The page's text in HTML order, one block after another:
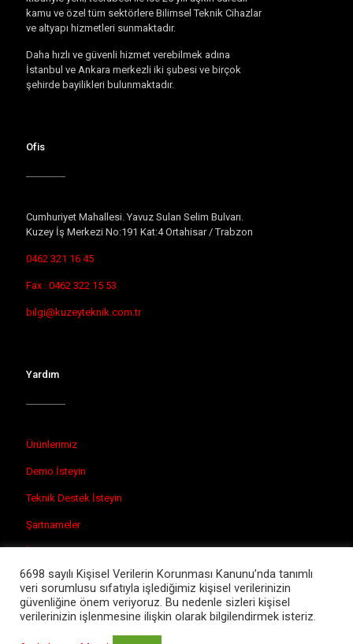
kamu ve özel tüm sektörlere Bilimsel Teknik Cihazlar
ve altyapı hizmetleri sunmaktadır.
Daha hızlı ve güvenli hizmet verebilmek adına
İstanbul ve Ankara merkezli iki şubesi ve birçok
şehirde bayilikleri bulunmaktadır.
Ofis
Cumhuriyet Mahallesi. Yavuz Sulan Selim Bulvarı.
Kuzey İş Merkezi No:191 Kat:4 Ortahisar / Trabzon
0462 321 16 45
Fax : 0462 322 15 53
bilgi@kuzeyteknik.com.tr
Yardım
Ürünlerimiz
Demo İsteyin
Teknik Destek İsteyin
Şartnameler
© 2026 Kuzey Teknik Laboratuvar Cihazları.
6698 sayılı Kişisel Verilerin Korunması Kanunu’nda tanımlı
veri sorumlusu sıfatıyla işlediğimiz kişisel verilerinizin
güvenliğine önem veriyoruz. Bu nedenle sizleri kişisel
verilerinizin işlenmesine ilişkin olarak bilgilendirmek isteriz.